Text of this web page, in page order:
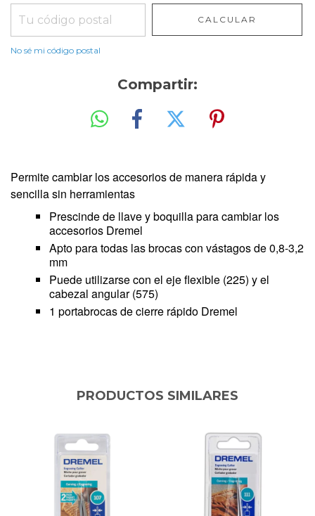
CALCULAR
No sé mi código postal
Compartir:
Permite cambiar los accesorios de manera rápida y
sencilla sin herramientas
Prescinde de llave y boquilla para cambiar los
accesorios Dremel
Apto para todas las brocas con vástagos de 0,8-3,2
mm
Puede utilizarse con el eje flexible (225) y el
cabezal angular (575)
1 portabrocas de cierre rápido Dremel
PRODUCTOS SIMILARES